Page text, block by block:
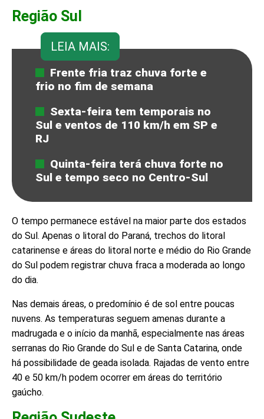
Região Sul
LEIA MAIS:
Frente fria traz chuva forte e
frio no fim de semana
Sexta-feira tem temporais no
Sul e ventos de 110 km/h em SP e
RJ
Quinta-feira terá chuva forte no
Sul e tempo seco no Centro-Sul
O tempo permanece estável na maior parte dos estados
do Sul. Apenas o litoral do Paraná, trechos do litoral
catarinense e áreas do litoral norte e médio do Rio Grande
do Sul podem registrar chuva fraca a moderada ao longo
do dia.
Nas demais áreas, o predomínio é de sol entre poucas
nuvens. As temperaturas seguem amenas durante a
madrugada e o início da manhã, especialmente nas áreas
serranas do Rio Grande do Sul e de Santa Catarina, onde
há possibilidade de geada isolada. Rajadas de vento entre
40 e 50 km/h podem ocorrer em áreas do território
gaúcho.